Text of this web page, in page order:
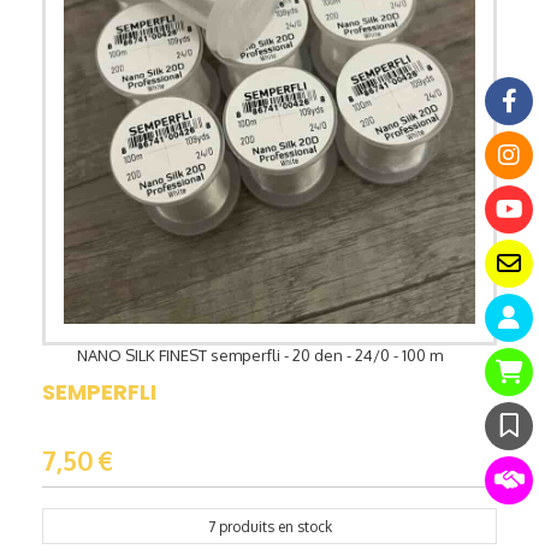
NANO SILK FINEST semperfli - 20 den - 24/0 - 100 m
SEMPERFLI
7,50€
7produits en stock